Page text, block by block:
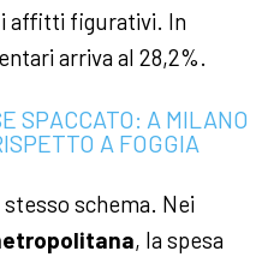
affitti figurativi. In
arriva al 28,2%.
SPACCATO: A MILANO
A FOGGIA
schema. Nei
, la spesa